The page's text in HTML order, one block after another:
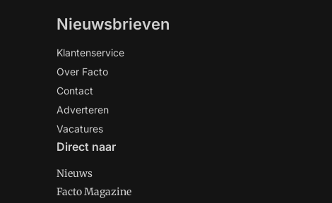
Nieuwsbrieven
Klantenservice
Over Facto
Contact
Adverteren
Vacatures
Direct naar
Nieuws
Facto Magazine